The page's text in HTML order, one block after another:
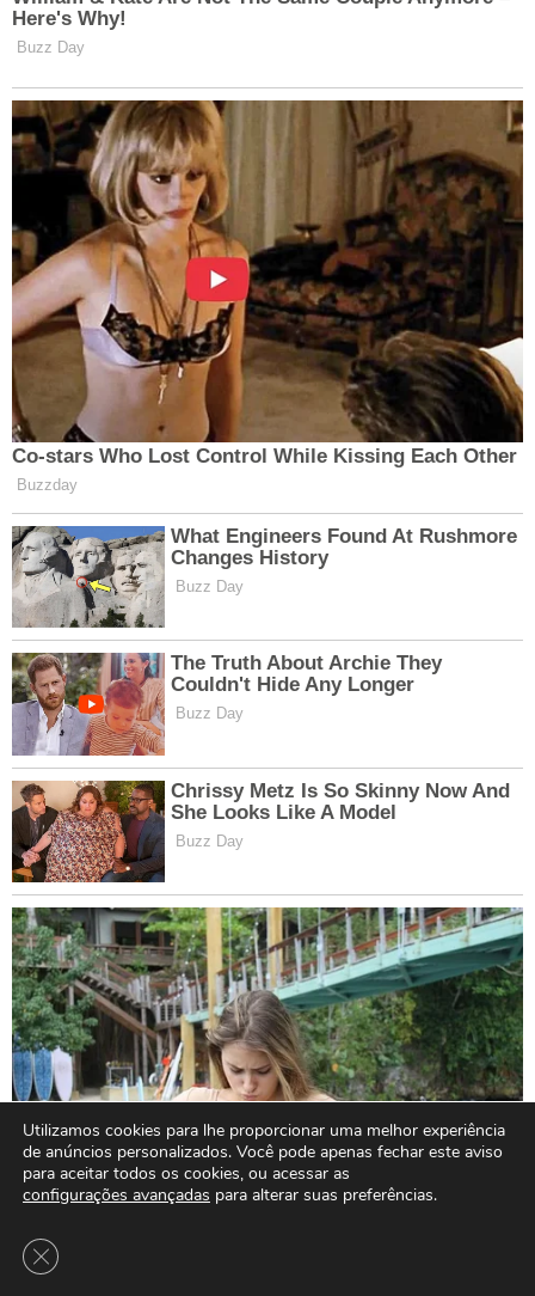
Utilizamos cookies para lhe proporcionar uma melhor experiência
de anúncios personalizados. Você pode apenas fechar este aviso
para aceitar todos os cookies, ou acessar as
configurações avançadas para alterar suas preferências.
Close GDPR Cookie Banner